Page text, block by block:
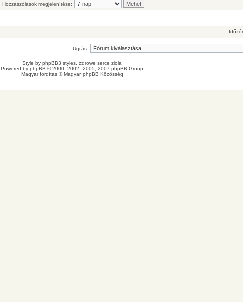
Hozzászólások megjelenítése:
Ugrás:
Style by phpBB3 styles , zdrowe serce ziola
Powered by phpBB © 2000, 2002, 2005, 2007 phpBB Group
Magyar fordítás ©Magyar phpBB Közösség